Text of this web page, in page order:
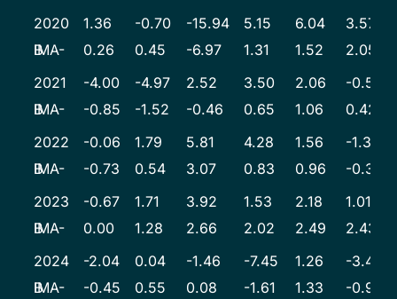
2020
1.36 -0.70 -15.94 5.15 6.04 3.57
IMA-B
0.26 0.45 -6.97 1.31 1.52 2.05
2021
-4.00 -4.97 2.52 3.50 2.06 -0.50
IMA-B
-0.85 -1.52 -0.46 0.65 1.06 0.42
2022
-0.06 1.79 5.81 4.28 1.56 -1.33
IMA-B
-0.73 0.54 3.07 0.83 0.96 -0.36
2023
-0.67 1.71 3.92 1.53 2.18 1.01
IMA-B
0.00 1.28 2.66 2.02 2.49 2.43
2024
-2.04 0.04 -1.46 -7.45 1.26 -3.43
IMA-B
-0.45 0.55 0.08 -1.61 1.33 -0.97